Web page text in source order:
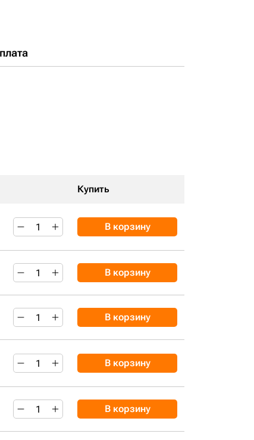
Купить
В корзину
В корзину
В корзину
В корзину
В корзину